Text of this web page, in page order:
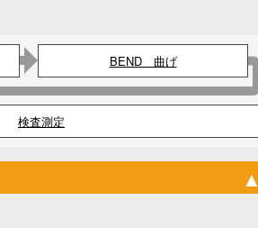
BEND 曲げ
検査測定
▲